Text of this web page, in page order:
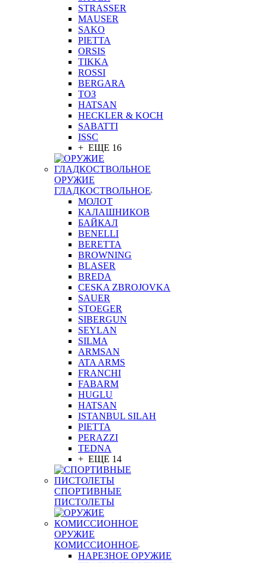
STRASSER
MAUSER
SAKO
PIETTA
ORSIS
TIKKA
ROSSI
BERGARA
ТОЗ
HATSAN
HECKLER & KOCH
SABATTI
ISSC
+ ЕЩЕ 16
ОРУЖИЕ
ГЛАДКОСТВОЛЬНОЕ
МОЛОТ
КАЛАШНИКОВ
БАЙКАЛ
BENELLI
BERETTA
BROWNING
BLASER
BREDA
CESKA ZBROJOVKA
SAUER
STOEGER
SIBERGUN
SEYLAN
SILMA
ARMSAN
ATA ARMS
FRANCHI
FABARM
HUGLU
HATSAN
ISTANBUL SILAH
PIETTA
PERAZZI
TEDNA
+ ЕЩЕ 14
СПОРТИВНЫЕ
ПИСТОЛЕТЫ
ОРУЖИЕ
КОМИССИОННОЕ
НАРЕЗНОЕ ОРУЖИЕ